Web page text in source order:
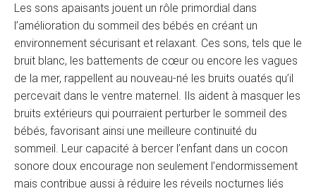
Les sons apaisants jouent un rôle primordial dans
l’amélioration du sommeil des bébés en créant un
environnement sécurisant et relaxant. Ces sons, tels que le
bruit blanc, les battements de cœur ou encore les vagues
de la mer, rappellent au nouveau-né les bruits ouatés qu’il
percevait dans le ventre maternel. Ils aident à masquer les
bruits extérieurs qui pourraient perturber le sommeil des
bébés, favorisant ainsi une meilleure continuité du
sommeil. Leur capacité à bercer l’enfant dans un cocon
sonore doux encourage non seulement l’endormissement
mais contribue aussi à réduire les réveils nocturnes liés